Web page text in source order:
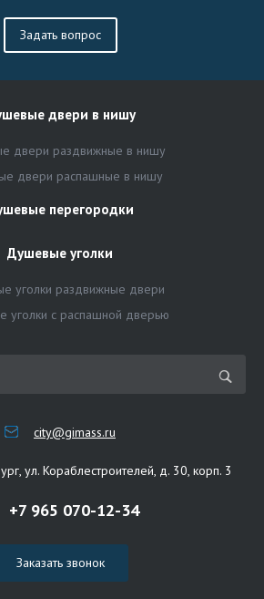
Задать вопрос
двери в нишу
двери раздвижные в нишу
двери распашные в нишу
перегородки
Душевые уголки
уголки раздвижные двери
уголки с распашной дверью
city@gimass.ru
ул. Кораблестроителей, д. 30, корп. 3
+7 965 070-12-34
Заказать звонок